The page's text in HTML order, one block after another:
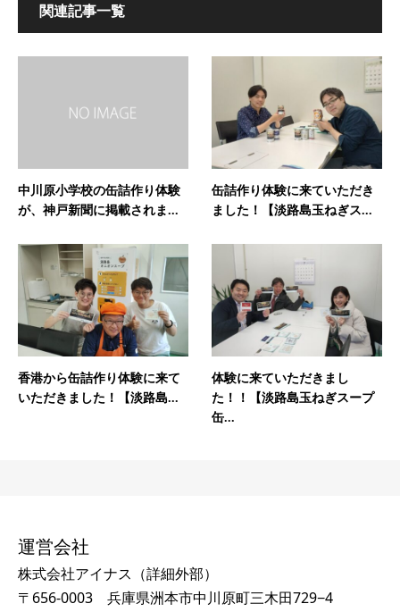
関連記事一覧
中川原小学校の缶詰作り体験
が、神戸新聞に掲載されま...
缶詰作り体験に来ていただき
ました！【淡路島玉ねぎス...
香港から缶詰作り体験に来て
いただきました！【淡路島...
体験に来ていただきまし
た！！【淡路島玉ねぎスープ
缶...
運営会社
株式会社アイナス（詳細外部）
〒656-0003 兵庫県洲本市中川原町三木田729−4